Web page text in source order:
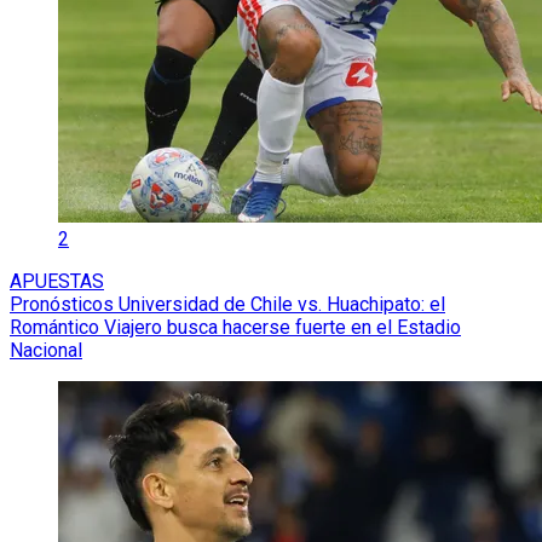
2
APUESTAS
Pronósticos Universidad de Chile vs. Huachipato: el
Romántico Viajero busca hacerse fuerte en el Estadio
Nacional